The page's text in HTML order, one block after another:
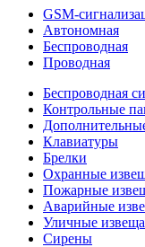
GSM-
Автономная
Беспроводная
Проводная
Беспроводная
Контрольные
Клавиатуры
Брелки
Охранные
Пожарные
Аварийные
Уличные
Сирены